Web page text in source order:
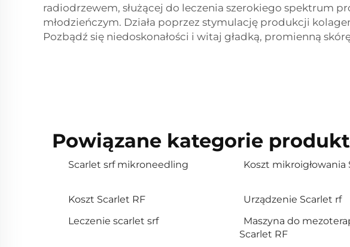
radiodrzewem, służącej do leczenia szerokiego spektrum
młodzieńczym. Działa poprzez stymulację produkcji
Pozbądź się niedoskonałości i witaj gładką, promienną
Powiązane kategorie
Scarlet srf mikroneedling Koszt mikroigłowania
Koszt Scarlet RF Urządzenie Scarlet rf
Leczenie scarlet srf
Maszyna do
Scarlet RF